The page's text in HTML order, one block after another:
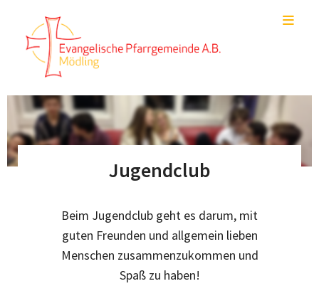
Jugendclub
Beim Jugendclub geht es darum, mit
guten Freunden und allgemein lieben
Menschen zusammenzukommen und
Spaß zu haben!